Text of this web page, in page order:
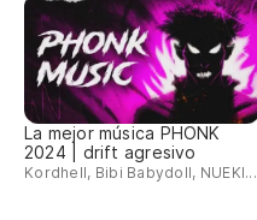
La mejor música PHONK
2024 | drift agresivo
Kordhell, Bibi Babydoll, NUEKI...